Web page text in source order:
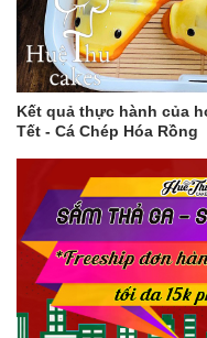
Kết quả thực hành của
Tết - Cá Chép Hóa Rồng